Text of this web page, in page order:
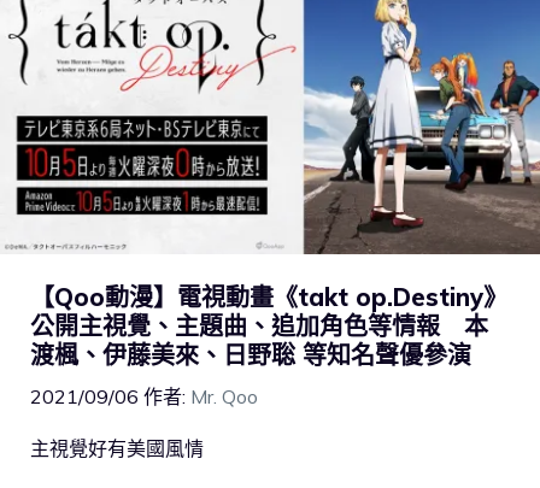
【Qoo動漫】電視動畫《takt op.Destiny》
公開主視覺、主題曲、追加角色等情報 本
渡楓、伊藤美來、日野聡 等知名聲優參演
2021/09/06 作者: Mr. Qoo
主視覺好有美國風情